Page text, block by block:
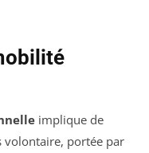
implique de
volontaire, portée par